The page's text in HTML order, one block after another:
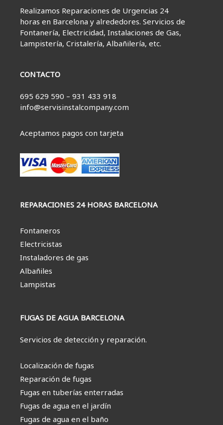
Realizamos Reparaciones de Urgencias 24
horas en Barcelona y alrededores. Servicios de
Fontanería, Electricidad, Instalaciones de Gas,
Lampistería, Cristalería, Albañilería, etc.
CONTACTO
695 629 590 – 931 433 918
info@servisinstalcompany.com
Aceptamos pagos con tarjeta
REPARACIONES 24 HORAS BARCELONA
Fontaneros
Electricistas
Instaladores de gas
Albañiles
Lampistas
FUGAS DE AGUA BARCELONA
Servicios de detección y reparación.
Localización de fugas
Reparación de fugas
Fugas en tuberías enterradas
Fugas de agua en el jardín
Fugas de agua en el baño